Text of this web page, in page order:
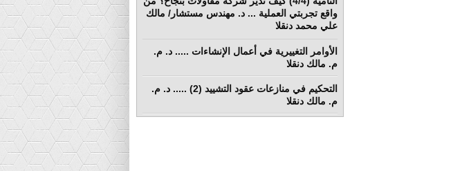
واقع تجربتي العملية ... د. مهندس مستشار/ مالك
علي محمد دنقلا
الأوامر التغييرية في أعمال الإنشاءات ..... د. م.
م. مالك دنقلا
التحكيم في منازعات عقود التشييد (2) ..... د. م.
م. مالك دنقلا